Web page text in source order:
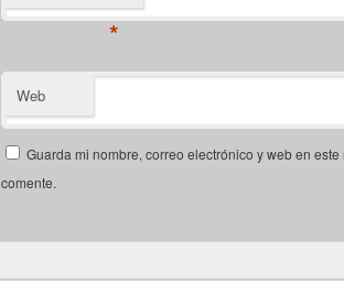
*
Web
Guarda mi nombre, correo electrónico y web en
comente.